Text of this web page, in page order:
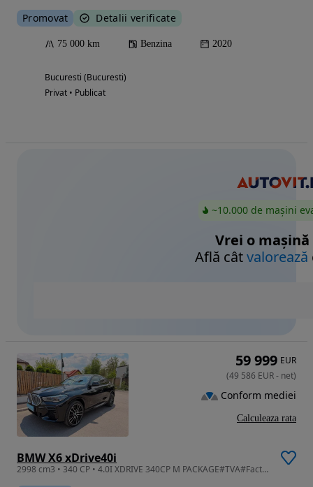
Promovat Detalii verificate
75 000 km Benzina 2020
Bucuresti (Bucuresti)
Privat • Publicat
~10.000 de mașini
Vrei o mașină
Află câtvalorează
BMW X6 xDrive40i
2998 cm3 • 340 CP • 4.0I XDRIVE 340CP M PACKAGE#TVA#Factura#Finantare Leasing#Garantie#
59 999 EUR
(49 586 EUR- net)
Conform mediei
Calculeaza rata